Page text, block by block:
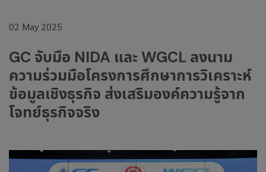
02 May 2025
GC จับมือ NIDA และ WGCL ลงนาม
ความร่วมมือโครงการศึกษาการวิเคราะห์
ข้อมูลเชิงธุรกิจ ส่งเสริมองค์ความรู้จาก
โจทย์ธุรกิจจริง